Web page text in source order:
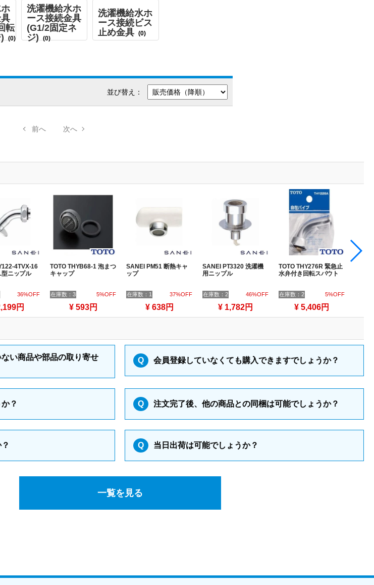
転
(0)
洗濯機給水ホ
ース接続金具
(G1/2固定ネ
ジ)
(0)
洗濯機給水ホ
ース接続ビス
止め金具 (0)
並び替え：
4TVX-16
ニップル
36%OFF
円
TOTO THYB68-1 泡まつ
キャップ
在庫数：3 5%OFF
¥ 593円
SANEI PM51 断熱キャ
ップ
在庫数：1 37%OFF
¥ 638円
SANEI PT3320 洗濯機
用ニップル
在庫数：2 46%OFF
¥ 1,782円
TOTO THY276R 緊急止
水弁付き回転スパウト
在庫数：2 5%OFF
¥ 5,406円
い商品や部品の取り寄せ
Q 会員登録していなくても購入できますでしょうか？
？ Q 注文完了後、他の商品との同梱は可能でしょうか？
Q 当日出荷は可能でしょうか？
一覧を見る